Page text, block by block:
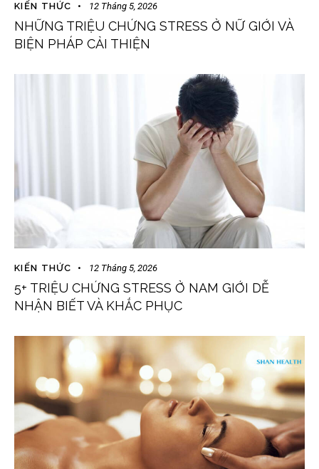
KIẾN THỨC 12 Tháng 5, 2026
NHỮNG TRIỆU CHỨNG STRESS Ở NỮ GIỚI VÀ
BIỆN PHÁP CẢI THIỆN
KIẾN THỨC 12 Tháng 5, 2026
5+ TRIỆU CHỨNG STRESS Ở NAM GIỚI DỄ
NHẬN BIẾT VÀ KHẮC PHỤC